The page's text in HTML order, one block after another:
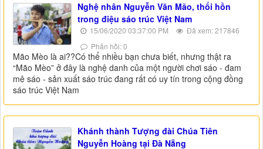
Nghệ nhân Nguyễn Văn Mão, thổi hồn
trong điệu sáo trúc Việt Nam
15/06/2020 03:37:00 PM
Đã xem: 217846
Phản hồi: 0
Mão Mèo là ai??Có thể nhiều bạn chưa biết, nhưng thật ra
“Mão Mèo” ở đây là nghệ danh của một người chơi sáo - đam
mê sáo - sản xuất sáo trúc đang rất có uy tín trong cộng đồng
sáo trúc Việt Nam
Khánh thành Tượng đài Chúa Tiên
Nguyễn Hoàng tại Đà Nẵng